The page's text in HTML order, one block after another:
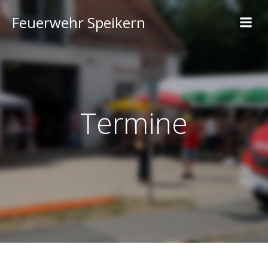
Feuerwehr Speikern
Termine